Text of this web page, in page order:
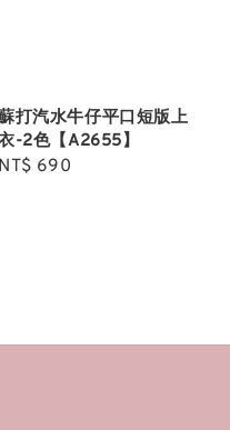
打汽水牛仔平口短版上
-2色【A2655】
Regular
NT$ 690